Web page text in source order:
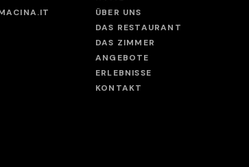
ÜBER UNS
DAS RESTAURANT
DAS ZIMMER
ANGEBOTE
ERLEBNISSE
KONTAKT